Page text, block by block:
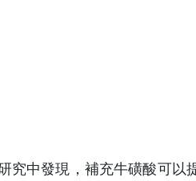
究中發現，補充牛磺酸可以